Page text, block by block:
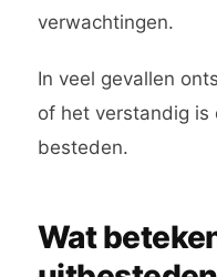
verwachtingen.
In veel gevallen
of het verstandig is
besteden.
Wat